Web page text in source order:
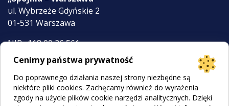
Cenimy państwa prywatność
Do poprawnego działania naszej strony niezbędne są
niektóre pliki cookies. Zachęcamy również do wyrażenia
zgody na użycie plików cookie narzędzi analitycznych. Dzięki
ul. Wybrzeże Gdyńskie 2
01-531 Warszawa
NIP: 118 00 26 561
KRS 0000058316
klub@ksspojnia.pl
022 839 59 89